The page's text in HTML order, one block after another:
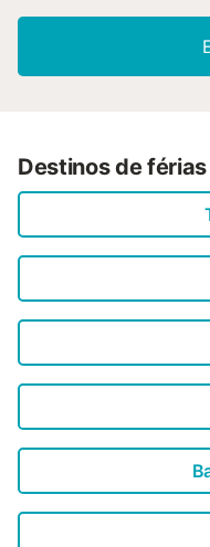
Destinos de